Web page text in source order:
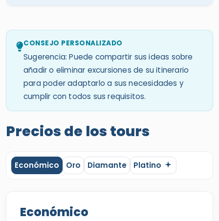
CONSEJO PERSONALIZADO
Sugerencia: Puede compartir sus ideas sobre
añadir o eliminar excursiones de su itinerario
para poder adaptarlo a sus necesidades y
cumplir con todos sus requisitos.
Precios de los tours
Económico Oro Diamante Platino
Económico